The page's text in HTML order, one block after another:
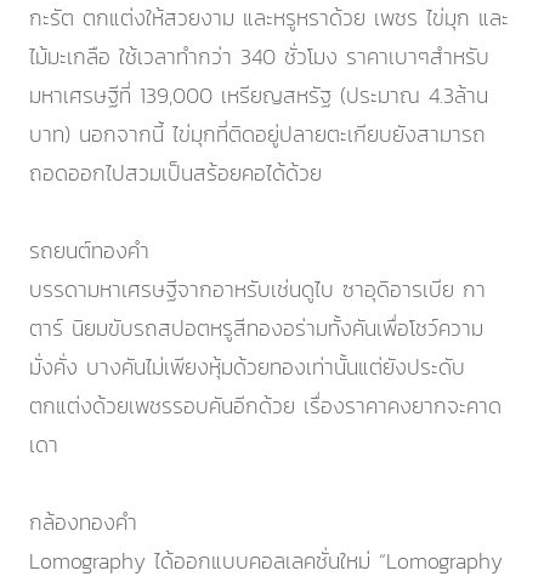
กะรัต ตกแต่งให้สวยงาม และหรูหราด้วย เพชร ไข่มุก และ
ไม้มะเกลือ ใช้เวลาทำกว่า 340 ชั่วโมง ราคาเบาๆสำหรับ
มหาเศรษฐีที่ 139,000 เหรียญสหรัฐ (ประมาณ 4.3ล้าน
บาท) นอกจากนี้ ไข่มุกที่ติดอยู่ปลายตะเกียบยังสามารถ
ถอดออกไปสวมเป็นสร้อยคอได้ด้วย
รถยนต์ทองคำ
บรรดามหาเศรษฐีจากอาหรับเช่นดูไบ ซาอุดิอารเบีย กา
ตาร์ นิยมขับรถสปอตหรูสีทองอร่ามทั้งคันเพื่อโชว์ความ
มั่งคั่ง บางคันไม่เพียงหุ้มด้วยทองเท่านั้นแต่ยังประดับ
ตกแต่งด้วยเพชรรอบคันอีกด้วย เรื่องราคาคงยากจะคาด
เดา
กล้องทองคำ
Lomography ได้ออกแบบคอลเลคชั่นใหม่ “Lomography